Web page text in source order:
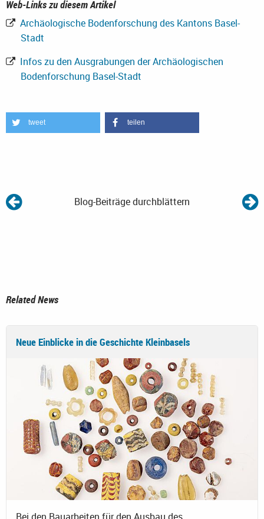
Web-Links zu diesem Artikel
Archäologische Bodenforschung des Kantons Basel-
Stadt
Infos zu den Ausgrabungen der Archäologischen
Bodenforschung Basel-Stadt
tweet teilen
Blog-Beiträge durchblättern
Related News
Neue Einblicke in die Geschichte Kleinbasels